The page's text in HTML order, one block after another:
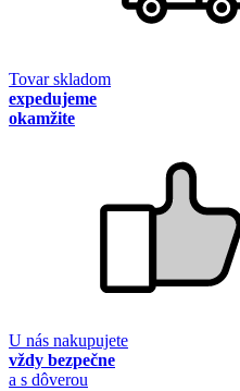
Tovar skladom
expedujeme
okamžite
U nás nakupujete
vždy bezpečne
a s dôverou